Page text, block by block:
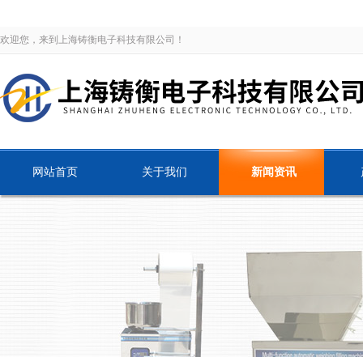
欢迎您，来到上海铸衡电子科技有限公司！
网站首页 关于我们 新闻资讯